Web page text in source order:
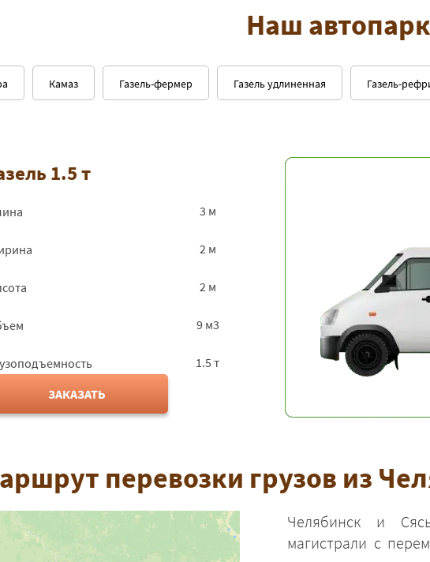
Наш автопарк
Газель удлиненная Газель-
Газель-фермер
Камаз
1.5 т
3 м
2 м
2 м
9 м3
1.5 т
ЗАКАЗАТЬ
перевозки грузов из
Челябинск и
магистрали с